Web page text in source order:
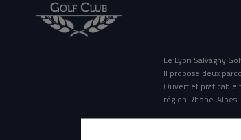
Le Lyon Salvagny
Il propose deux
Ouvert et praticable
région Rhône-Alpes